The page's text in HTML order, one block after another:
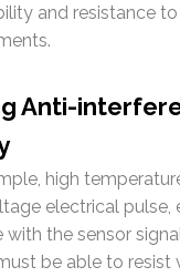
and resistance to
Anti-
high
electrical pulse,
with the sensor
be able to resist